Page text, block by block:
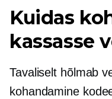
Kuidas
kassasse
Tavaliselt hõlmab
kohandamine